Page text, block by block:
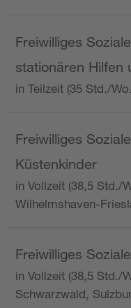
Freiwilliges
stationären Hilfen
in Teilzeit (35 Std./
Freiwilliges
Küstenkinder
in Vollzeit (38,5 Std./
Wilhelmshaven-
Freiwilliges
in Vollzeit (38,5 Std./
Schwarzwald,